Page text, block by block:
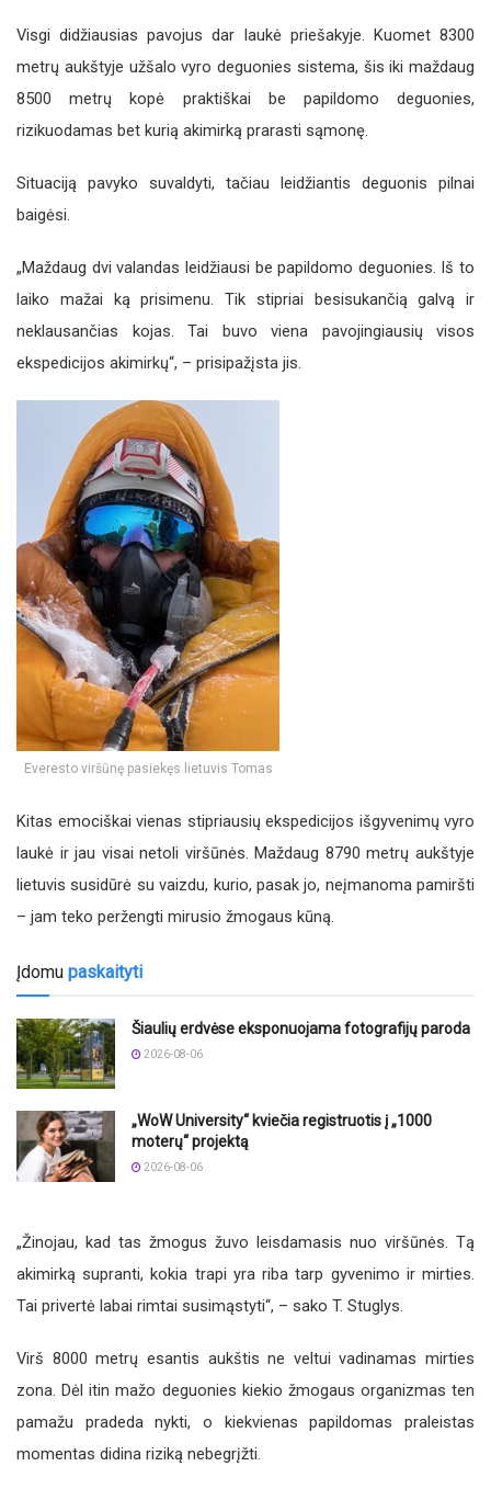
Visgi didžiausias pavojus dar laukė priešakyje. Kuomet 8300
metrų aukštyje užšalo vyro deguonies sistema, šis iki maždaug
8500 metrų kopė praktiškai be papildomo deguonies,
rizikuodamas bet kurią akimirką prarasti sąmonę.
Situaciją pavyko suvaldyti, tačiau leidžiantis deguonis pilnai
baigėsi.
„Maždaug dvi valandas leidžiausi be papildomo deguonies. Iš to
laiko mažai ką prisimenu. Tik stipriai besisukančią galvą ir
neklausančias kojas. Tai buvo viena pavojingiausių visos
ekspedicijos akimirkų“, – prisipažįsta jis.
Everesto viršūnę pasiekęs lietuvis Tomas
Kitas emociškai vienas stipriausių ekspedicijos išgyvenimų vyro
laukė ir jau visai netoli viršūnės. Maždaug 8790 metrų aukštyje
lietuvis susidūrė su vaizdu, kurio, pasak jo, neįmanoma pamiršti
– jam teko peržengti mirusio žmogaus kūną.
Įdomu paskaityti
Šiaulių erdvėse eksponuojama fotografijų paroda
2026-08-06
„WoW University“ kviečia registruotis į „1000
moterų“ projektą
2026-08-06
„Žinojau, kad tas žmogus žuvo leisdamasis nuo viršūnės. Tą
akimirką supranti, kokia trapi yra riba tarp gyvenimo ir mirties.
Tai privertė labai rimtai susimąstyti“, – sako T. Stuglys.
Virš 8000 metrų esantis aukštis ne veltui vadinamas mirties
zona. Dėl itin mažo deguonies kiekio žmogaus organizmas ten
pamažu pradeda nykti, o kiekvienas papildomas praleistas
momentas didina riziką nebegrįžti.